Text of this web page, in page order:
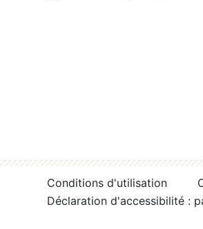
Conditions d'utilisation
Déclaration d'accessibilité :